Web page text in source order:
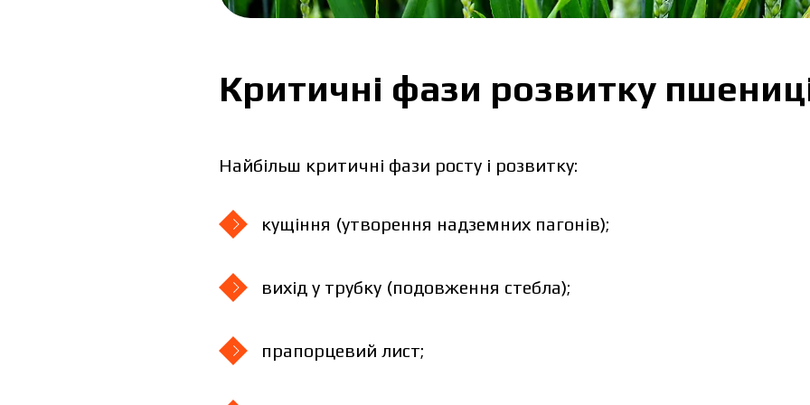
Критичні фази розвитку
Найбільш критичні фази росту і розвитку:
кущіння (утворення надземних пагонів);
вихід у трубку (подовження стебла);
прапорцевий лист;